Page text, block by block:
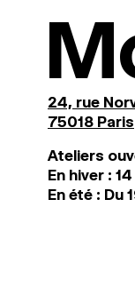
24, rue
75018 Paris
Ateliers
En hiver :
En été : Du